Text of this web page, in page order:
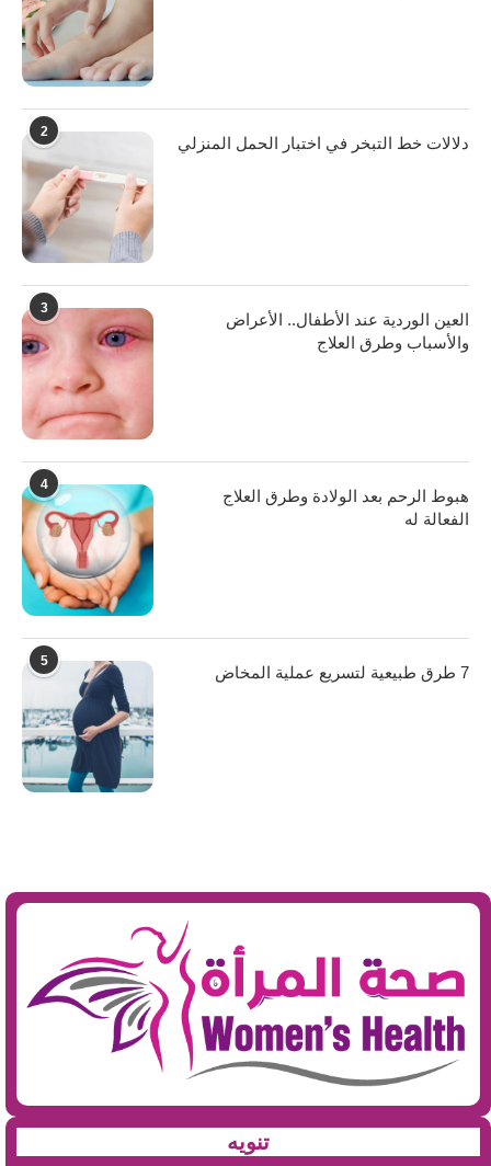
2
دلالات خط التبخر في اختبار الحمل المنزلي
3
العين الوردية عند الأطفال.. الأعراض
والأسباب وطرق العلاج
4
هبوط الرحم بعد الولادة وطرق العلاج
الفعالة له
5
7 طرق طبيعية لتسريع عملية المخاض
تنويه